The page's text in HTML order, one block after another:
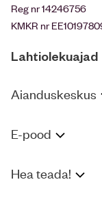
Reg nr 14246756
KMKR nr
Lahtiolekuajad
Aianduskeskus
E-pood
Hea teada!